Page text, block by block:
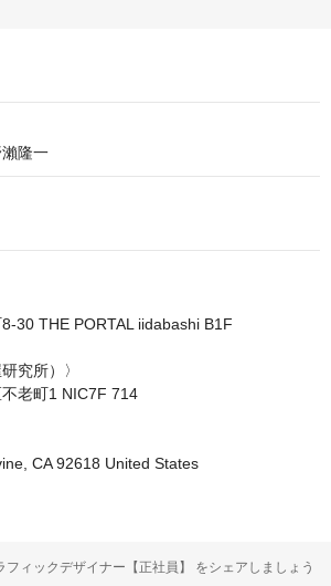
隆一
30 THE PORTAL iidabashi B1F
究所）〉
老町1 NIC7F 714
CA 92618 United States
フィックデザイナー【正社員】 をシェアしましょう